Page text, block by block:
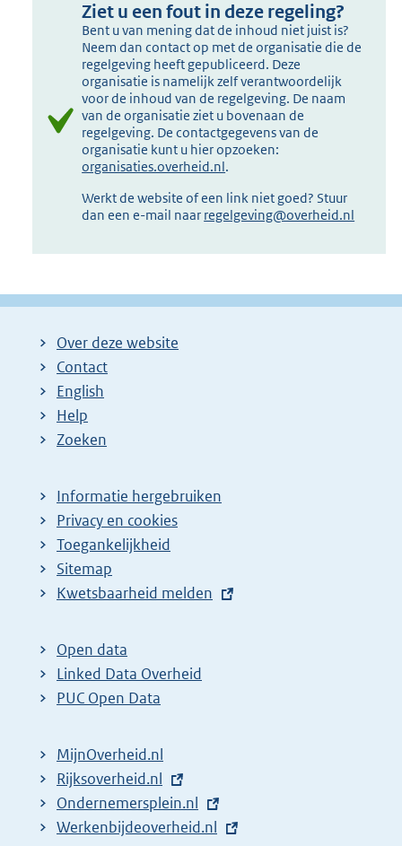
Ziet u een fout in deze regeling?
Bent u van mening dat de inhoud niet juist is?
Neem dan contact op met de organisatie die de
regelgeving heeft gepubliceerd. Deze
organisatie is namelijk zelf verantwoordelijk
voor de inhoud van de regelgeving. De naam
van de organisatie ziet u bovenaan de
regelgeving. De contactgegevens van de
organisatie kunt u hier opzoeken:
organisaties.overheid.nl.
Werkt de website of een link niet goed? Stuur
dan een e-mail naar regelgeving@overheid.nl
Over deze website
Contact
English
Help
Zoeken
Informatie hergebruiken
Privacy en cookies
Toegankelijkheid
Sitemap
E
t
e
r
l
i
n
k
Kwetsbaarheid melden
Open data
Linked Data Overheid
PUC Open Data
MijnOverheid.nl
E
x
t
Rijksoverheid.nl
E
x
Ondernemersplein.nl
E
Werkenbijdeoverheid.nl